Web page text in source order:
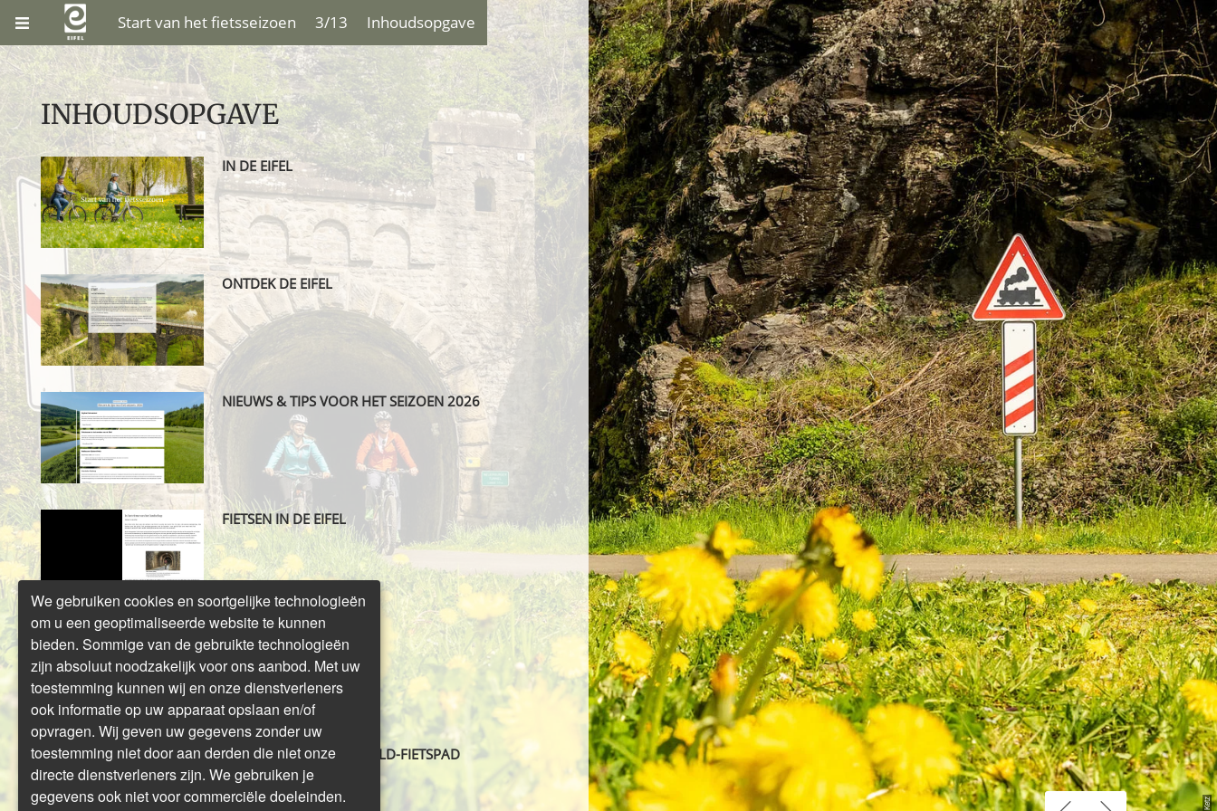
Start van het fietsseizoen 3/13 Inhoudsopgave
INHOUDSOPGAVE
IN DE EIFEL
ONTDEK DE EIFEL
NIEUWS & TIPS VOOR HET SEIZOEN 2026
FIETSEN IN DE EIFEL
HET MAIFELD-FIETSPAD
TOURTIPS OP HET MAIFELD-FIETSPAD
We gebruiken cookies en soortgelijke technologieën
om u een geoptimaliseerde website te kunnen
bieden. Sommige van de gebruikte technologieën
zijn absoluut noodzakelijk voor ons aanbod. Met uw
toestemming kunnen wij en onze dienstverleners
ook informatie op uw apparaat opslaan en/of
opvragen. Wij geven uw gegevens zonder uw
toestemming niet door aan derden die niet onze
directe dienstverleners zijn. We gebruiken je
gegevens ook niet voor commerciële doeleinden.